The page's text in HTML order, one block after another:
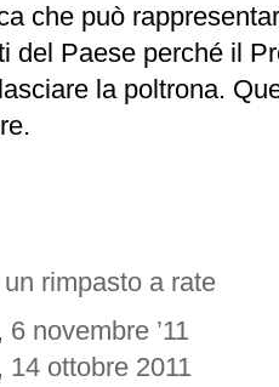
che può
del Paese perché il
la poltrona.
rimpasto a rate
novembre ’11
ottobre 2011